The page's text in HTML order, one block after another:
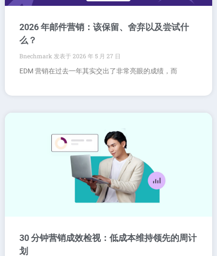
2026 年邮件营销：该保留、舍弃以及尝试什
么？
Bnechmark
2026 年 5 月 27 日
EDM 营销在过去一年其实交出了非常亮眼的成绩，而
30 分钟营销成效检视：低成本维持领先的周计
划